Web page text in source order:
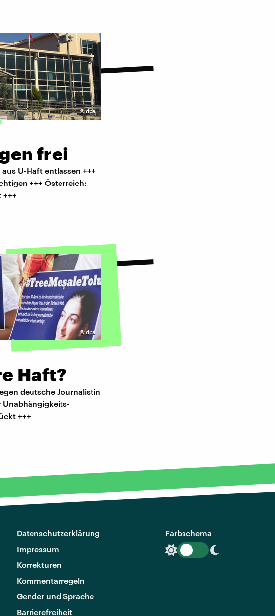
©dpa
frei
U-Haft entlassen +++
+++ Österreich:
+++
©dpa
Haft?
deutsche Journalistin
Unabhängigkeits-
+++
Datenschutzerklärung
Impressum
Korrekturen
Kommentarregeln
Gender und Sprache
Barrierefreiheit
Farbschema